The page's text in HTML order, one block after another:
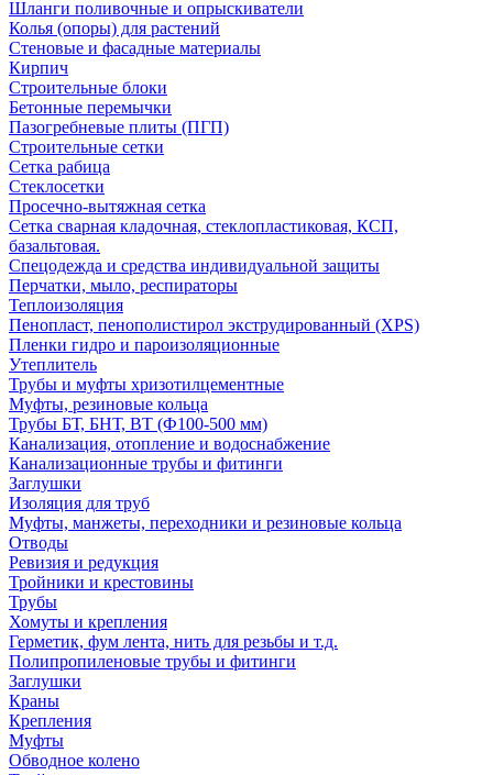
Шланги поливочные и опрыскиватели
Колья (опоры) для растений
Стеновые и фасадные материалы
Кирпич
Строительные блоки
Бетонные перемычки
Пазогребневые плиты (ПГП)
Строительные сетки
Сетка рабица
Стеклосетки
Просечно-вытяжная сетка
Сетка сварная кладочная, стеклопластиковая, КСП,
базальтовая.
Спецодежда и средства индивидуальной защиты
Перчатки, мыло, респираторы
Теплоизоляция
Пенопласт, пенополистирол экструдированный (XPS)
Пленки гидро и пароизоляционные
Утеплитель
Трубы и муфты хризотилцементные
Муфты, резиновые кольца
Трубы БТ, БНТ, ВТ (Ф100-500 мм)
Канализация, отопление и водоснабжение
Канализационные трубы и фитинги
Заглушки
Изоляция для труб
Муфты, манжеты, переходники и резиновые кольца
Отводы
Ревизия и редукция
Тройники и крестовины
Трубы
Хомуты и крепления
Герметик, фум лента, нить для резьбы и т.д.
Полипропиленовые трубы и фитинги
Заглушки
Краны
Крепления
Муфты
Обводное колено